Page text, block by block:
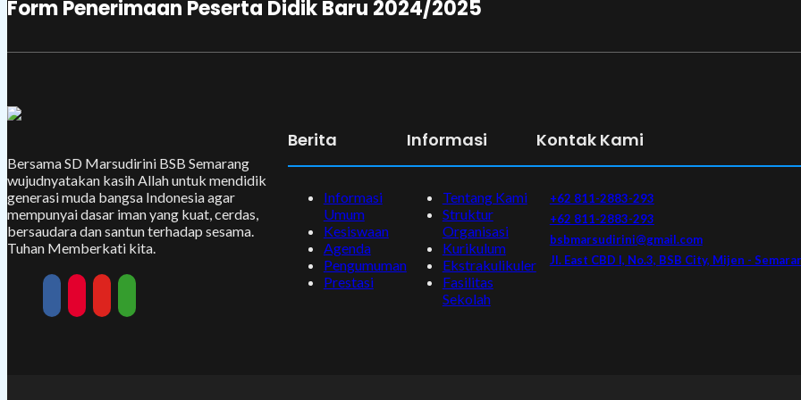
Form Penerimaan Peserta Didik Baru 2024/2025
Bersama SD Marsudirini BSB Semarang
wujudnyatakan kasih Allah untuk mendidik
generasi muda bangsa Indonesia agar
mempunyai dasar iman yang kuat, cerdas,
bersaudara dan santun terhadap sesama.
Tuhan Memberkati kita.
Berita
Informasi
Umum
Kesiswaan
Agenda
Pengumuman
Prestasi
Informasi
Tentang Kami
Struktur
Organisasi
Kurikulum
Ekstrakulikuler
Fasilitas
Sekolah
Kontak Kami
+62 811-2883-293
+62 811-2883-293
bsbmarsudirini@gmail.com
Jl. East CBD I, No.3, BSB City, Mijen -